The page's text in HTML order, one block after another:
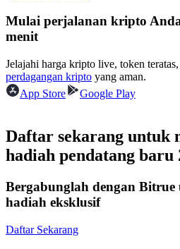
Menjadi Pedagang Salinan
Nikmati pembagian
Mulai perjalanan kripto
menit
Jelajahi harga kripto live, token
perdagangan kripto yang aman.
App Store
Google Play
Daftar sekarang untuk
hadiah pendatang baru
Bergabunglah dengan
hadiah eksklusif
Daftar Sekarang